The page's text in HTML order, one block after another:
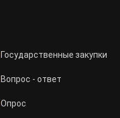
Государственные закупки
Вопрос - ответ
Опрос